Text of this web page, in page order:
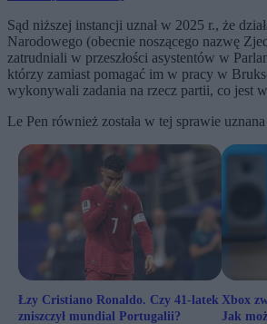
Sąd niższej instancji uznał w 2025 r., że
Narodowego (obecnie noszącego nazwę
zatrudniali w przeszłości asystentów w
którzy zamiast pomagać im w pracy w
wykonywali zadania na rzecz partii, co jest
Le Pen również została w tej sprawie
Łzy Cristiano Ronaldo. Czy 41-latek
zniszczył mundial Portugalii?
Xbox
Jak